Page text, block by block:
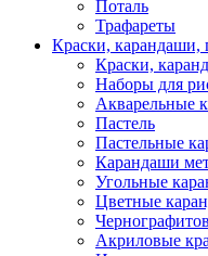
Поталь
Трафареты
Краски, карандаши,
Краски,
Наборы для
Акварельные
Пастель
Пастельные
Карандаши
Угольные
Цветные
Акриловые